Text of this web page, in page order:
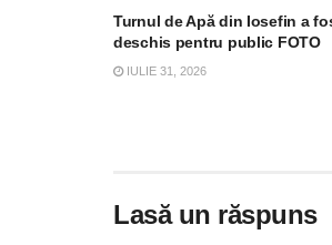
Turnul de Apă din Iosefin a
deschis pentru public FOTO
IULIE 31, 2026
Lasă un răspuns